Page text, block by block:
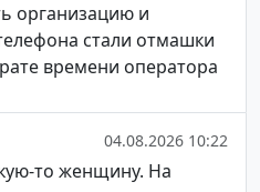
организацию и
стали отмашки
времени оператора
04.08.2026 10:22
то женщину. На